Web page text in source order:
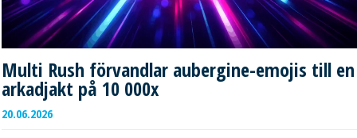
Multi Rush förvandlar aubergine-emojis till en
arkadjakt på 10 000x
20.06.2026